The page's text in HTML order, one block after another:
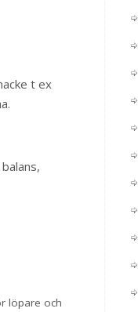
t ex
löpare och